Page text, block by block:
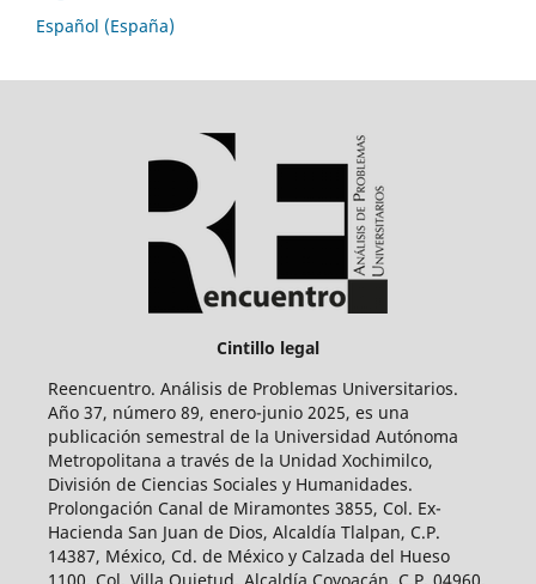
Español (España)
Cintillo legal
Reencuentro. Análisis de Problemas Universitarios.
Año 37, número 89, enero-junio 2025, es una
publicación semestral de la Universidad Autónoma
Metropolitana a través de la Unidad Xochimilco,
División de Ciencias Sociales y Humanidades.
Prolongación Canal de Miramontes 3855, Col. Ex-
Hacienda San Juan de Dios, Alcaldía Tlalpan, C.P.
14387, México, Cd. de México y Calzada del Hueso
1100, Col. Villa Quietud, Alcaldía Coyoacán, C.P. 04960,